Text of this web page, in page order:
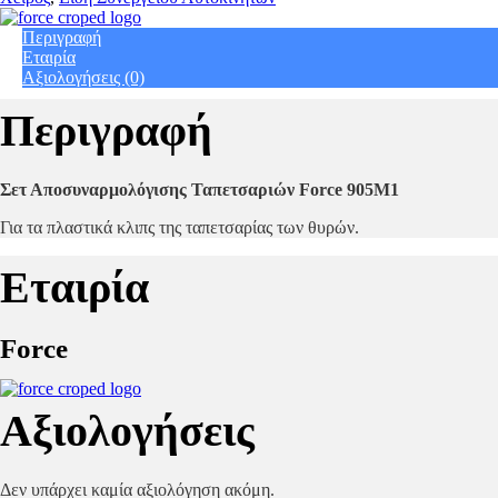
905Μ1
quantity
Περιγραφή
Εταιρία
Αξιολογήσεις (0)
Περιγραφή
Σετ Αποσυναρμολόγισης Ταπετσαριών Force 905Μ1
Για τα πλαστικά κλιπς της ταπετσαρίας των θυρών.
Εταιρία
Force
Αξιολογήσεις
Δεν υπάρχει καμία αξιολόγηση ακόμη.